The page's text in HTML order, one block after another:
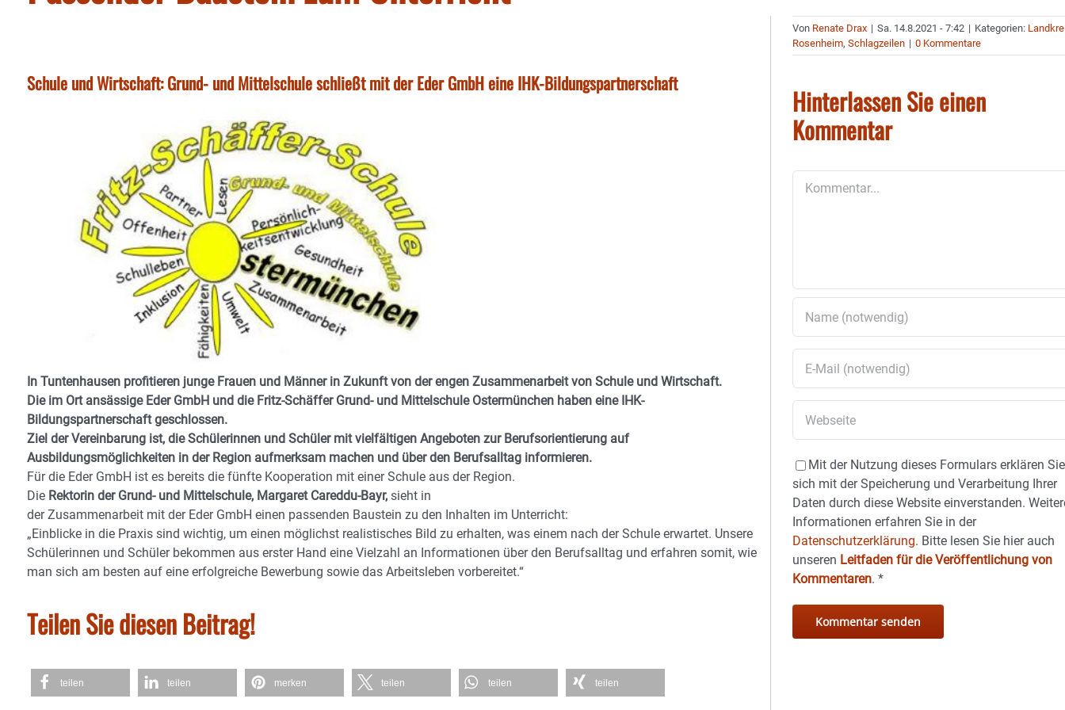
Schule und Wirtschaft: Grund- und Mittelschule schließt mit der Eder GmbH eine IHK-Bildungspartnerschaft
In Tuntenhausen profitieren junge Frauen und Männer in Zukunft von der engen Zusammenarbeit von Schule und Wirtschaft.
Die im Ort ansässige Eder GmbH und die Fritz-Schäffer Grund- und Mittelschule Ostermünchen haben eine IHK-
Bildungspartnerschaft geschlossen.
Ziel der Vereinbarung ist, die Schülerinnen und Schüler mit vielfältigen Angeboten zur Berufsorientierung auf
Ausbildungsmöglichkeiten in der Region aufmerksam machen und über den Berufsalltag informieren.
Für die Eder GmbH ist es bereits die fünfte Kooperation mit einer Schule aus der Region.
Die Rektorin der Grund- und Mittelschule, Margaret Careddu-Bayr, sieht in
der Zusammenarbeit mit der Eder GmbH einen passenden Baustein zu den Inhalten im Unterricht:
„Einblicke in die Praxis sind wichtig, um einen möglichst realistisches Bild zu erhalten, was einem nach der Schule erwartet. Unsere
Schülerinnen und Schüler bekommen aus erster Hand eine Vielzahl an Informationen über den Berufsalltag und erfahren somit, wie
man sich am besten auf eine erfolgreiche Bewerbung sowie das Arbeitsleben vorbereitet.“
Teilen Sie diesen Beitrag!
teilen teilen merken teilen teilen teilen
Von Renate Drax | Sa. 14.8.2021 - 7:42 | Kategorien:
Rosenheim,Schlagzeilen | 0 Kommentare
Hinterlassen Sie einen
Kommentar
Mit der Nutzung dieses Formulars erklären Sie
sich mit der Speicherung und Verarbeitung Ihrer
Daten durch diese Website einverstanden.
Informationen erfahren Sie in der
Datenschutzerklärung. Bitte lesen Sie hier auch
unseren Leitfaden für die Veröffentlichung von
Kommentaren.*